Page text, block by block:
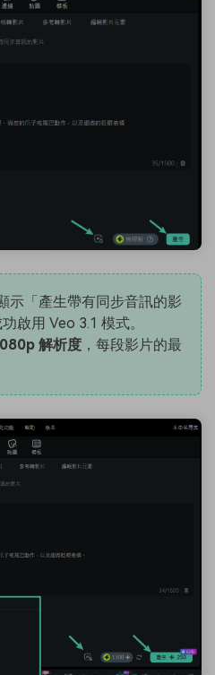
示「產生帶有同步音訊的影
啟用 Veo 3.1 模式。
解析度 ，每段影片的最